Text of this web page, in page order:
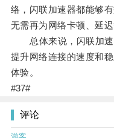
络，闪联加速器都能够
无需再为网络卡顿、延迟
总体来说，闪联加速
提升网络连接的速度和
体验。
#37#
评论